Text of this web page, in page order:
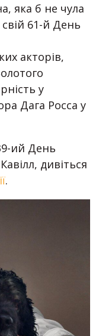
яка б не чула
61-й День
акторів,
у
Дага Росса у
ий День
дивіться
.